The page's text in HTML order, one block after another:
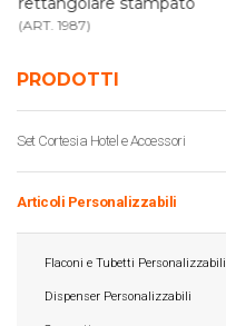
PRODOTTI
Set Cortesia Hotel e Accessori
Articoli Personalizzabili
Flaconi e Tubetti Personalizzabili
Dispenser Personalizzabili
(ART. 1987)